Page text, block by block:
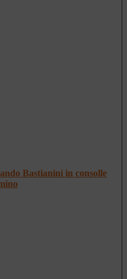
Bastianini in consolle